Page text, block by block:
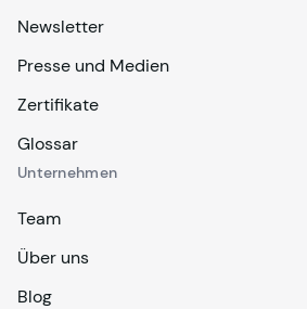
Newsletter
Presse und Medien
Zertifikate
Glossar
Unternehmen
Team
Über uns
Blog